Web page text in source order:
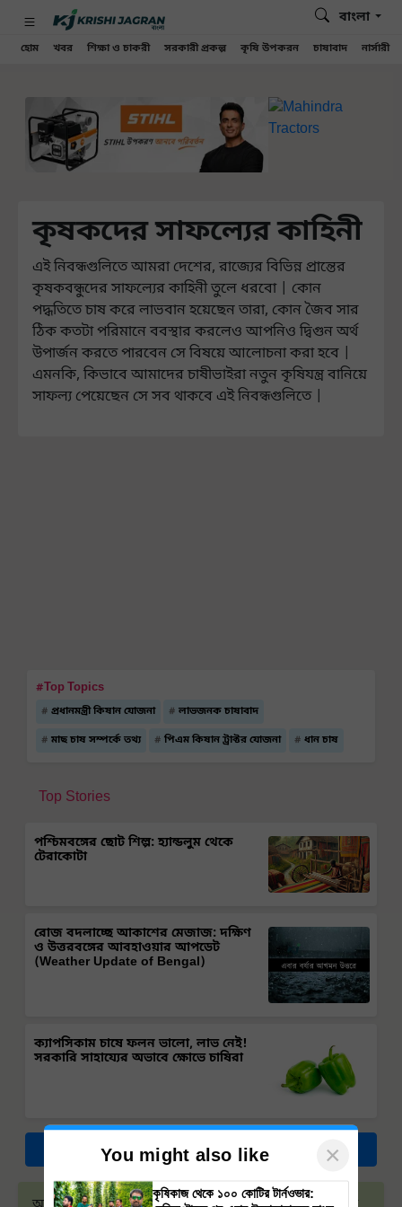
হোম খবর শিক্ষা ও চাকরী সরকারী প্রকল্প কৃষি উপকরন চাষাবাদ নার্সারী
বাংলা
কৃষকদের সাফল্যের কাহিনী
এই নিবন্ধগুলিতে আমরা দেশের, রাজ্যের বিভিন্ন প্রান্তের
কৃষকবন্ধুদের সাফল্যের কাহিনী তুলে ধরবো | কোন
পদ্ধতিতে চাষ করে লাভবান হয়েছেন তারা, কোন জৈব সার
ঠিক কতটা পরিমানে ববস্থার করলেও আপনিও দ্বিগুন অর্থ
উপার্জন করতে পারবেন সে বিষয়ে আলোচনা করা হবে |
এমনকি, কিভাবে আমাদের চাষীভাইরা নতুন কৃষিযন্ত্র বানিয়ে
সাফল্য পেয়েছেন সে সব থাকবে এই নিবন্ধগুলিতে |
#Top Topics
প্রধানমন্ত্রী কিষান যোজনা লাভজনক চাষাবাদ
মাছ চাষ সম্পর্কে তথ্য পিএম কিষান ট্রাক্টর যোজনা ধান চাষ
Top Stories
পশ্চিমবঙ্গের ছোট শিল্প: হ্যান্ডলুম থেকে
টেরাকোটা
রোজ বদলাচ্ছে আকাশের মেজাজ: দক্ষিণ
ও উত্তরবঙ্গের আবহাওয়ার আপডেট
(Weather Update of Bengal)
ক্যাপসিকাম চাষে ফলন ভালো, লাভ নেই!
সরকারি সাহায্যের অভাবে ক্ষোভে চাষিরা
More Stories
You might also like ×
কৃষিকাজ থেকে ১০০ কোটির টার্নওভার: